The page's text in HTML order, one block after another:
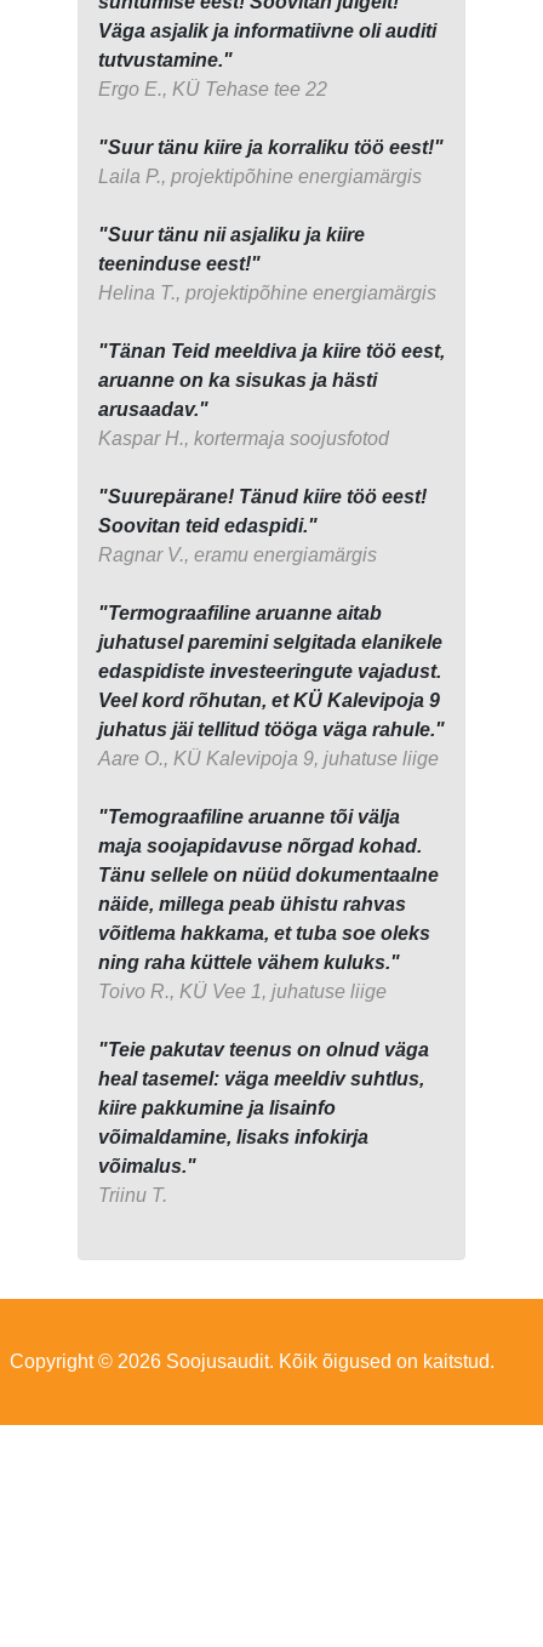
Väga asjalik ja informatiivne oli auditi
tutvustamine."
Ergo E., KÜ Tehase tee 22
"Suur tänu kiire ja korraliku töö eest!"
Laila P., projektipõhine energiamärgis
"Suur tänu nii asjaliku ja kiire
teeninduse eest!"
Helina T., projektipõhine energiamärgis
"Tänan Teid meeldiva ja kiire töö eest,
aruanne on ka sisukas ja hästi
arusaadav."
Kaspar H., kortermaja soojusfotod
"Suurepärane! Tänud kiire töö eest!
Soovitan teid edaspidi."
Ragnar V., eramu energiamärgis
"Termograafiline aruanne aitab
juhatusel paremini selgitada elanikele
edaspidiste investeeringute vajadust.
Veel kord rõhutan, et KÜ Kalevipoja 9
juhatus jäi tellitud tööga väga rahule."
Aare O., KÜ Kalevipoja 9, juhatuse liige
"Temograafiline aruanne tõi välja
maja soojapidavuse nõrgad kohad.
Tänu sellele on nüüd dokumentaalne
näide, millega peab ühistu rahvas
võitlema hakkama, et tuba soe oleks
ning raha küttele vähem kuluks."
Toivo R., KÜ Vee 1, juhatuse liige
"Teie pakutav teenus on olnud väga
heal tasemel: väga meeldiv suhtlus,
kiire pakkumine ja lisainfo
võimaldamine, lisaks infokirja
võimalus."
Triinu T.
Copyright © 2026 Soojusaudit. Kõik õigused on kaitstud.